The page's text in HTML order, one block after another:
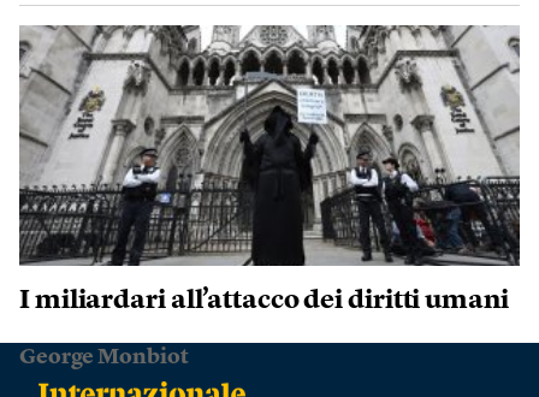
I miliardari all’attacco dei diritti umani
George Monbiot